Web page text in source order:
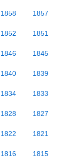
1858 1857
1852 1851
1846 1845
1840 1839
1834 1833
1828 1827
1822 1821
1816 1815